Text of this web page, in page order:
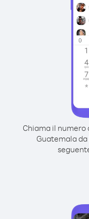
Chiama il numero
Guatemala da